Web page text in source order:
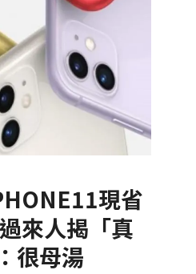
現省
來人揭「真
很母湯